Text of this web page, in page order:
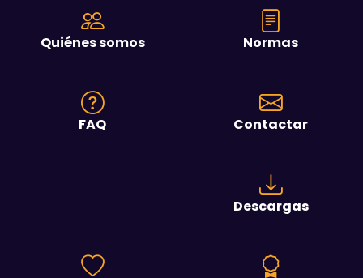
Quiénes somos Normas
FAQ Contactar
Descargas